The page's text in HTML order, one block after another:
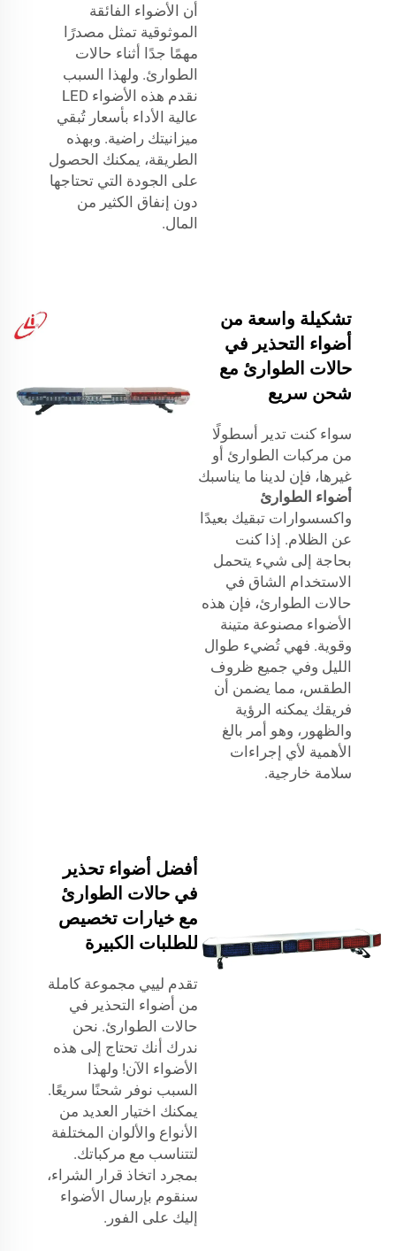
أن الأضواء الفائقة
الموثوقية تمثل مصدرًا
مهمًا جدًا أثناء حالات
الطوارئ. ولهذا السبب
نقدم هذه الأضواء LED
عالية الأداء بأسعار تُبقي
ميزانيتك راضية. وبهذه
الطريقة، يمكنك الحصول
على الجودة التي تحتاجها
دون إنفاق الكثير من
المال.
تشكيلة واسعة من
أضواء التحذير في
حالات الطوارئ مع
شحن سريع
سواء كنت تدير أسطولًا
من مركبات الطوارئ أو
غيرها، فإن لدينا ما يناسبك
أضواء الطوارئ
واكسسوارات تبقيك بعيدًا
عن الظلام. إذا كنت
بحاجة إلى شيء يتحمل
الاستخدام الشاق في
حالات الطوارئ، فإن هذه
الأضواء مصنوعة متينة
وقوية. فهي تُضيء طوال
الليل وفي جميع ظروف
الطقس، مما يضمن أن
فريقك يمكنه الرؤية
والظهور، وهو أمر بالغ
الأهمية لأي إجراءات
سلامة خارجية.
أفضل أضواء تحذير
في حالات الطوارئ
مع خيارات تخصيص
للطلبات الكبيرة
تقدم لييي مجموعة كاملة
من أضواء التحذير في
حالات الطوارئ. نحن
ندرك أنك تحتاج إلى هذه
الأضواء الآن! ولهذا
السبب نوفر شحنًا سريعًا.
يمكنك اختيار العديد من
الأنواع والألوان المختلفة
لتتناسب مع مركباتك.
بمجرد اتخاذ قرار الشراء،
سنقوم بإرسال الأضواء
إليك على الفور.